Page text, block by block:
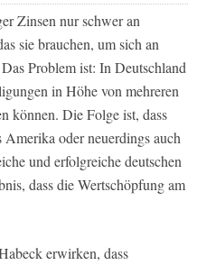
Zinsen nur schwer an
sie brauchen, um sich an
Problem ist: In Deutschland
in Höhe von mehreren
können. Die Folge ist, dass
oder neuerdings auch
und erfolgreiche deutschen
dass die Wertschöpfung am
erwirken, dass